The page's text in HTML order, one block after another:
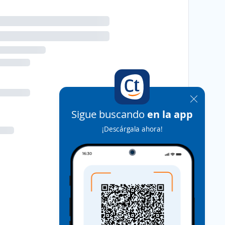
Sigue buscando en la app
¡Descárgala ahora!